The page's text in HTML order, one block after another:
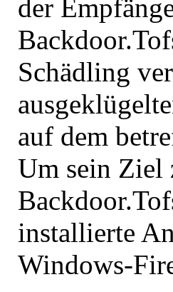
der
Schädling
auf dem
Um sein Ziel
installierte
Windows-